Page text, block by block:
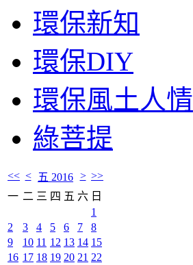
環保新知
環保DIY
環保風土人情
綠菩提
<< < 五 2016 > >>
一 二 三 四 五 六 日
1
2
3 4 5 6 7
8
9
10 11 12 13 14 15
16 17 18 19 20 21 22